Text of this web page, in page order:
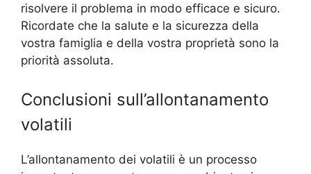
risolvere il problema in modo efficace e sicuro.
Ricordate che la salute e la sicurezza della
vostra famiglia e della vostra proprietà sono la
priorità assoluta.
Conclusioni sull’allontanamento
volatili
L’allontanamento dei volatili è un processo